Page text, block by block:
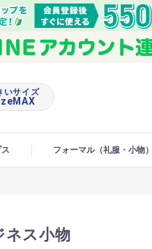
いサイズ
ス フォーマル（礼服・小物）
ネス小物